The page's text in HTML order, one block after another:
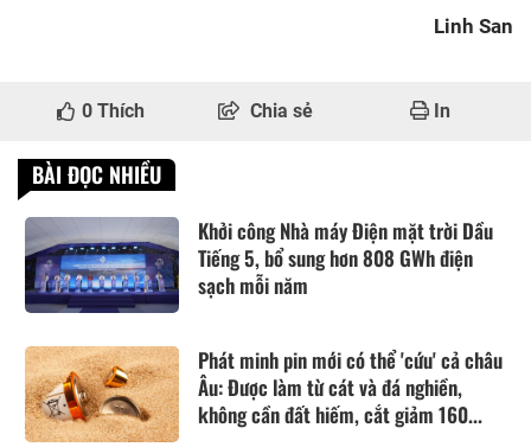
Linh San
0 Thích Chia sẻ In
BÀI ĐỌC NHIỀU
Khởi công Nhà máy Điện mặt trời Dầu
Tiếng 5, bổ sung hơn 808 GWh điện
sạch mỗi năm
Phát minh pin mới có thể 'cứu' cả châu
Âu: Được làm từ cát và đá nghiền,
không cần đất hiếm, cắt giảm 160...